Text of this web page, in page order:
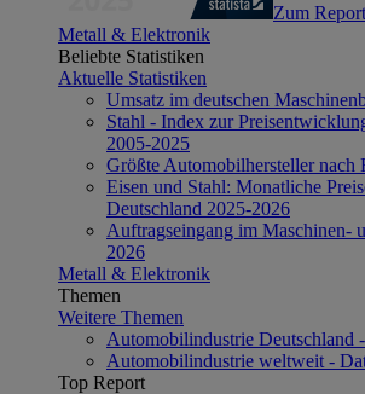
Zum Report
Metall & Elektronik
Beliebte Statistiken
Aktuelle Statistiken
Umsatz im deutschen
Stahl - Index zur
2005-2025
Größte Automobilhersteller nach
Eisen und Stahl: Monatliche
Deutschland 2025-2026
Auftragseingang im Maschinen-
2026
Metall & Elektronik
Themen
Weitere Themen
Automobilindustrie Deutschland
Automobilindustrie weltweit -
Top Report